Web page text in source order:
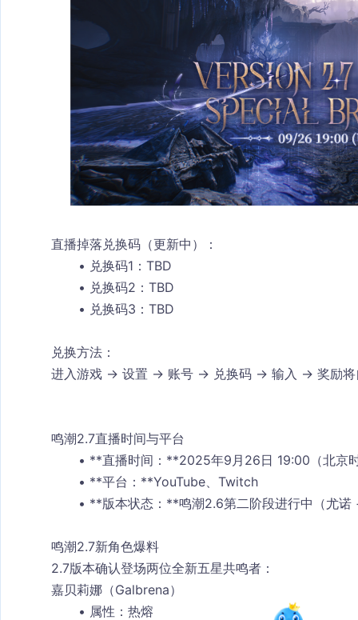
直播掉落兑换码（更新中）：
兑换码1：TBD
兑换码2：TBD
兑换码3：TBD
兑换方法：
进入游戏 → 设置 → 账号 → 兑换码 → 输入 → 奖励将
鸣潮2.7直播时间与平台
**直播时间：**2025年9月26日 19:00（北京
**平台：**YouTube、Twitch
**版本状态：**鸣潮2.6第二阶段进行中（尤诺
鸣潮2.7新角色爆料
2.7版本确认登场两位全新五星共鸣者：
嘉贝莉娜（Galbrena）
属性：热熔